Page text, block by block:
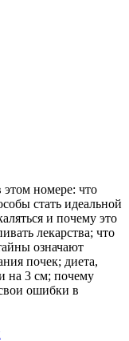
номере: что
стать идеальной
и почему это
лекарства; что
означают
почек; диета,
на 3 см; почему
ошибки в